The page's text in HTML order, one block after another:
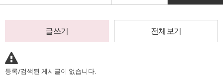
글쓰기 전체보기
등록/검색된 게시글이 없습니다.